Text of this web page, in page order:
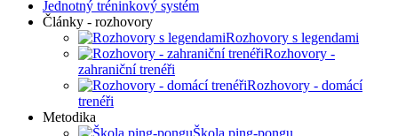
Jednotný tréninkový systém
Články - rozhovory
Rozhovory s legendami
Rozhovory -
zahraniční trenéři
Rozhovory - domácí
trenéři
Metodika
Škola ping-pongu